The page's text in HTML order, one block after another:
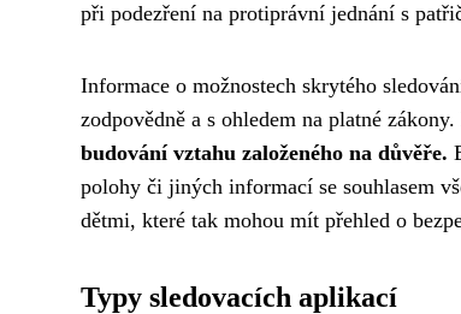
při podezření na protiprávní jednání s
Informace o možnostech skrytého
zodpovědně a s ohledem na platné zákony.
budování vztahu založeného na důvěře.
polohy či jiných informací se souhlasem
dětmi, které tak mohou mít přehled o
Typy sledovacích aplikací